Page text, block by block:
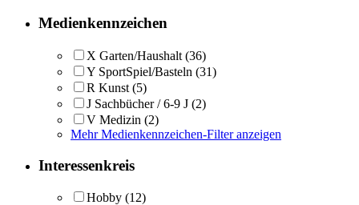
Medienkennzeichen
X Garten/Haushalt (36)
Y SportSpiel/Basteln (31)
R Kunst (5)
J Sachbücher / 6-9 J (2)
V Medizin (2)
Mehr Medienkennzeichen-Filter anzeigen
Interessenkreis
Hobby (12)